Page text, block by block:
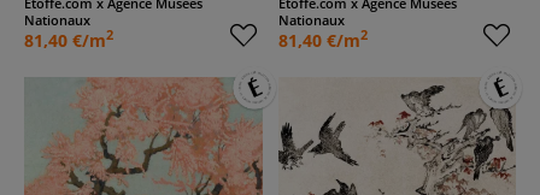
Nationaux
81,40 €/m2
Nationaux
81,40 €/m2